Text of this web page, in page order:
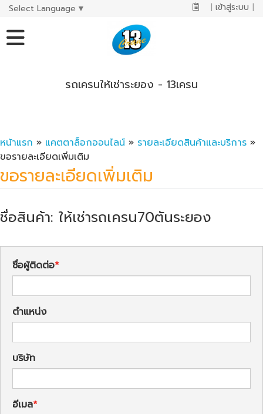
Select Language ▼ | เข้าสู่ระบบ |
รถเครนให้เช่าระยอง - 13เครน
หน้าแรก » แคตตาล็อกออนไลน์ » รายละเอียดสินค้าและบริการ »
ขอรายละเอียดเพิ่มเติม
ขอรายละเอียดเพิ่มเติม
ชื่อสินค้า: ให้เช่ารถเครน70ตันระยอง
ชื่อผู้ติดต่อ
ตำแหน่ง
บริษัท
อีเมล